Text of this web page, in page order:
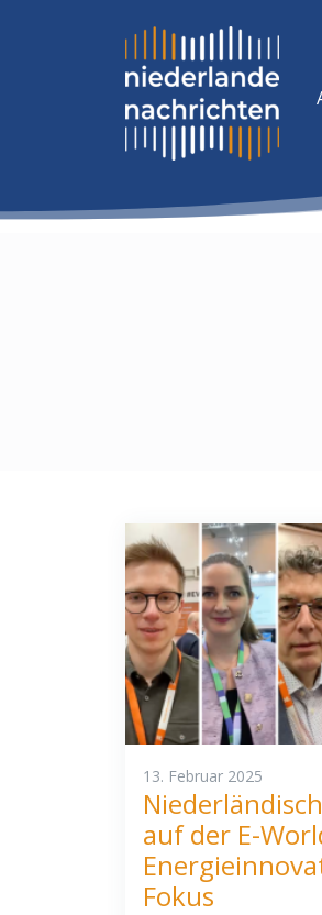
13. Februar 2025
auf der E-
Fokus